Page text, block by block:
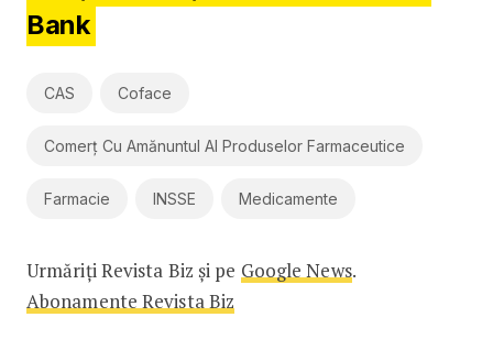
Bank
CAS Coface
Comerț Cu Amănuntul Al Produselor Farmaceutice
Farmacie INSSE Medicamente
Urmăriți Revista Biz și pe Google News.
Abonamente Revista Biz